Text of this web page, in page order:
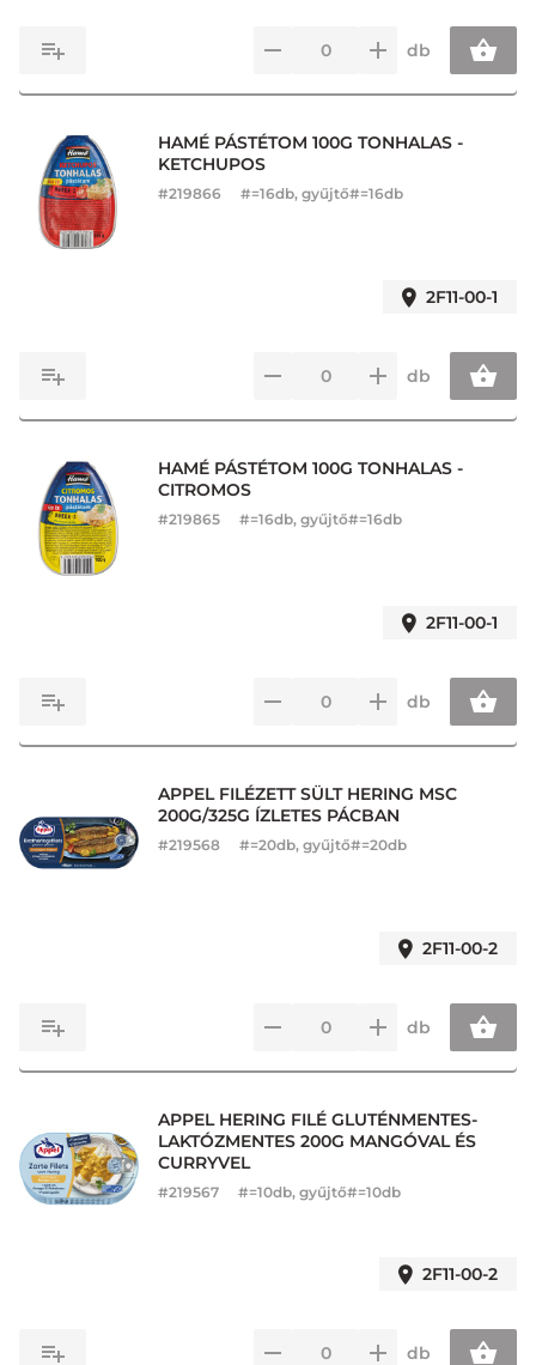
db
HAMÉ PÁSTÉTOM 100G TONHALAS -
KETCHUPOS
#219866 #=16db, gyűjtő#=16db
2F11-00-1
db
HAMÉ PÁSTÉTOM 100G TONHALAS -
CITROMOS
#219865 #=16db, gyűjtő#=16db
2F11-00-1
db
APPEL FILÉZETT SÜLT HERING MSC
200G/325G ÍZLETES PÁCBAN
#219568 #=20db, gyűjtő#=20db
2F11-00-2
db
APPEL HERING FILÉ GLUTÉNMENTES-
LAKTÓZMENTES 200G MANGÓVAL ÉS
CURRYVEL
#219567 #=10db, gyűjtő#=10db
2F11-00-2
db